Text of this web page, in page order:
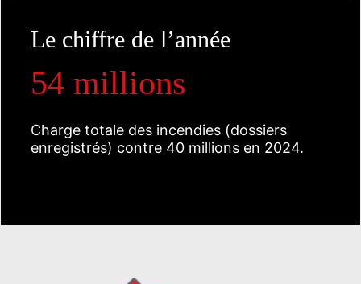
Le chiffre de l’année
54 millions
Charge totale des incendies (dossiers
enregistrés) contre 40 millions en 2024.